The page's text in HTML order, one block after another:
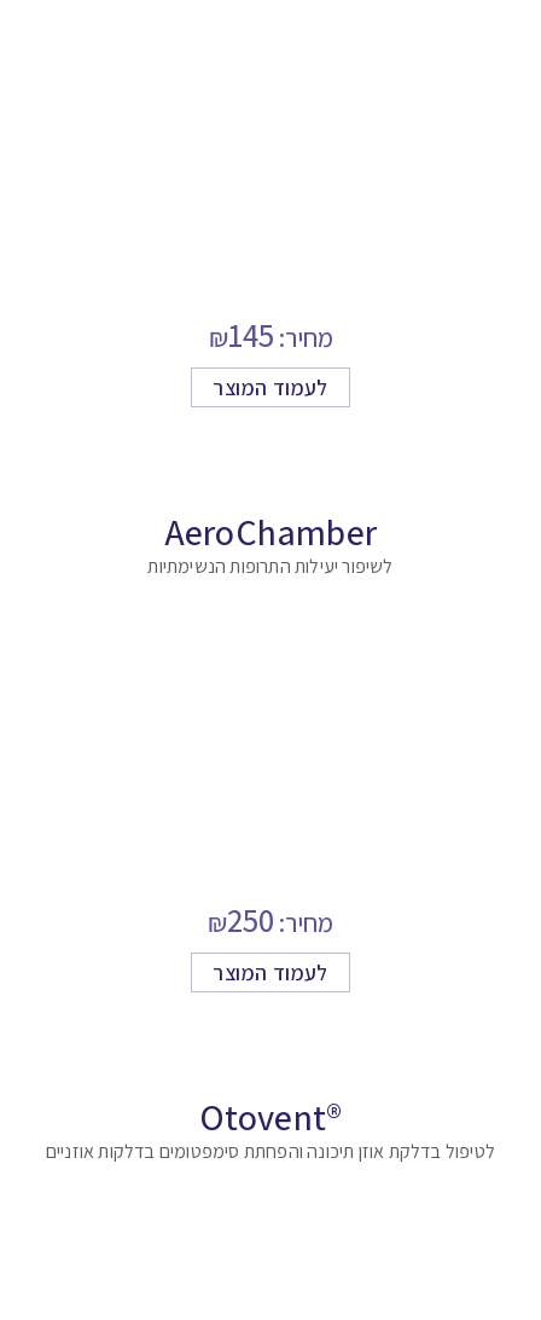
מחיר: ₪145
לעמוד המוצר
AeroChamber
לשיפור יעילות התרופות הנשימתיות
מחיר: ₪250
לעמוד המוצר
לטיפול בדלקת אוזן תיכונה והפחתת סימפטומים בדלקות אוזניים